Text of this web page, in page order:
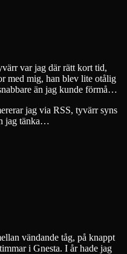
var jag där rätt kort tid,
med mig, han blev lite otålig
än jag kunde förmå…
jag via RSS, tyvärr syns
jag tänka…
vändande tåg, på knappt
i Gnesta. I år hade jag